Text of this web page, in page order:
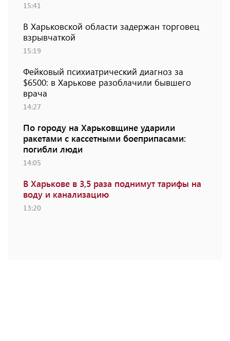
15:41
В Харьковской области задержан торговец
взрывчаткой
15:19
Фейковый психиатрический диагноз за
$6500: в Харькове разоблачили бывшего
врача
14:27
По городу на Харьковщине ударили
ракетами с кассетными боеприпасами:
погибли люди
14:05
В Харькове в 3,5 раза поднимут тарифы на
воду и канализацию
13:20